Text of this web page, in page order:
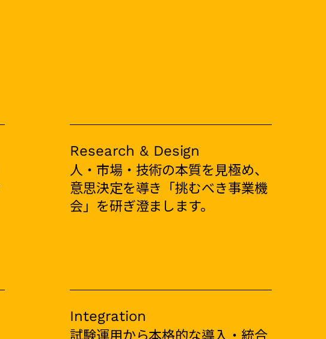
Research & Design
人・市場・技術の本質を見極め、
意思決定を導き「挑むべき事業機
会」を研ぎ澄まします。
Integration
試験運用から本格的な導入・統合